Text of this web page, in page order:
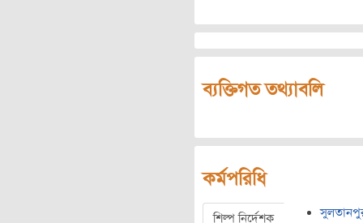
ব্যক্তিগত তথ্যাবলি
কর্মপরিধি
শিল্প নির্দেশক